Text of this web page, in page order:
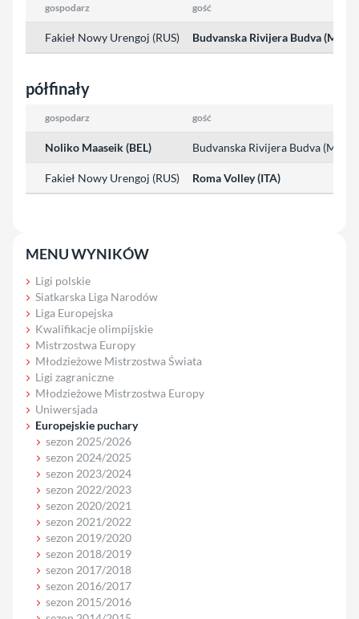
gospodarz gość
Fakieł Nowy Urengoj (RUS) Budvanska Rivijera Budva (MNE)
półfinały
gospodarz gość
Noliko Maaseik (BEL) Budvanska Rivijera Budva (MNE)
Fakieł Nowy Urengoj (RUS) Roma Volley (ITA)
MENU WYNIKÓW
Ligi polskie
Siatkarska Liga Narodów
Liga Europejska
Kwalifikacje olimpijskie
Mistrzostwa Europy
Młodzieżowe Mistrzostwa Świata
Ligi zagraniczne
Młodzieżowe Mistrzostwa Europy
Uniwersjada
Europejskie puchary
sezon 2025/2026
sezon 2024/2025
sezon 2023/2024
sezon 2022/2023
sezon 2020/2021
sezon 2021/2022
sezon 2019/2020
sezon 2018/2019
sezon 2017/2018
sezon 2016/2017
sezon 2015/2016